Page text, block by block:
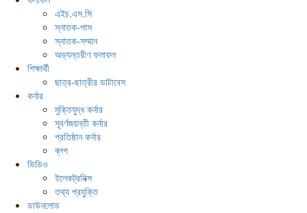
এইচ.এস.সি
স্নাতক-পাস
স্নাতক-সম্মান
অভ্যন্তরীণ ফলাফল
শিক্ষার্থী
ছাত্র-ছাত্রীর ডাটাবেস
কর্নার
মুক্তিযুদ্ধ কর্নার
সূবর্ণজয়ন্তী কর্নার
প্রতিষ্ঠান কর্নার
ব্লগ
ভিডিও
ইলেকট্রনিক্স
তথ্য প্রযুক্তি
ডাউনলোড